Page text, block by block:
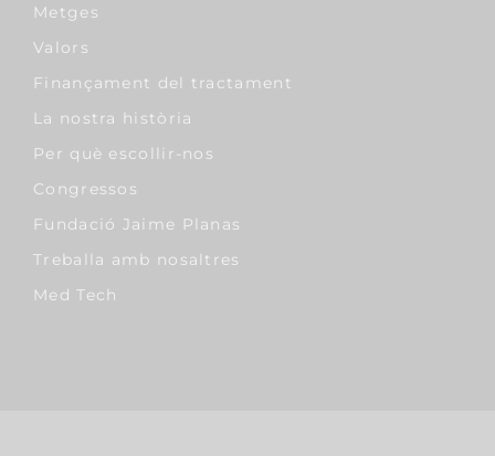
Metges
Valors
Finançament del tractament
La nostra història
Per què escollir-nos
Congressos
Fundació Jaime Planas
Treballa amb nosaltres
Med Tech